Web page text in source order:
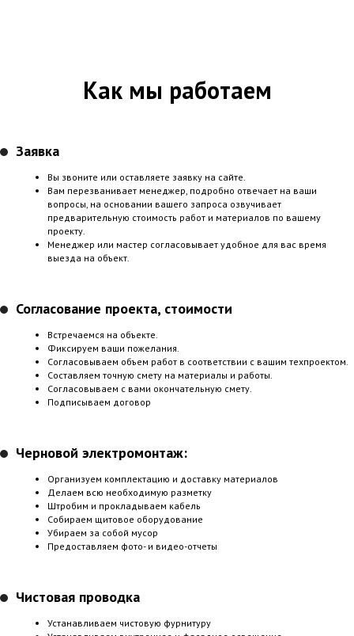
Как мы работаем
Заявка
Вы звоните или оставляете заявку на сайте.
Вам перезванивает менеджер, подробно отвечает на ваши
вопросы, на основании вашего запроса озвучивает
предварительную стоимость работ и материалов по вашему
проекту.
Менеджер или мастер согласовывает удобное для вас время
выезда на объект.
Согласование проекта, стоимости
Встречаемся на объекте.
Фиксируем ваши пожелания.
Согласовываем объем работ в соответствии с вашим техпроектом.
Составляем точную смету на материалы и работы.
Согласовываем с вами окончательную смету.
Подписываем договор
Черновой электромонтаж:
Организуем комплектацию и доставку материалов
Делаем всю необходимую разметку
Штробим и прокладываем кабель
Собираем щитовое оборудование
Убираем за собой мусор
Предоставляем фото- и видео-отчеты
Чистовая проводка
Устанавливаем чистовую фурнитуру